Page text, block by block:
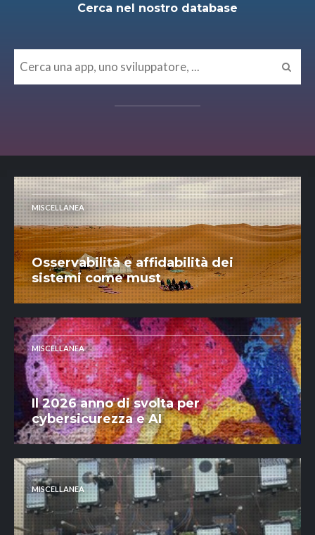
Cerca nel nostro database
MISCELLANEA
Osservabilità e affidabilità dei
sistemi come must
MISCELLANEA
Il 2026 anno di svolta per
cybersicurezza e AI
MISCELLANEA